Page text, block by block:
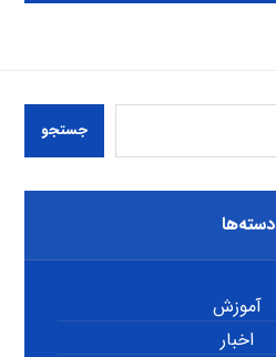
جستجو
دسته‌ها
آموزش
اخبار